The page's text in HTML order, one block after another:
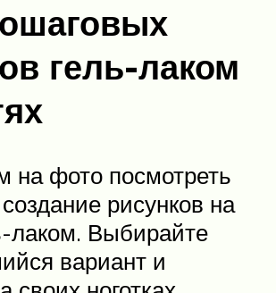
гель-лаком
на фото посмотреть
рисунков на
лаком. Выбирайте
вариант и